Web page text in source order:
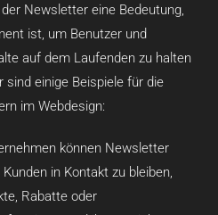
Newsletter eine Bedeutung,
ist, um Benutzer und
auf dem Laufenden zu halten
sind einige Beispiele für die
im Webdesign:
können Newsletter
in Kontakt zu bleiben,
Rabatte oder